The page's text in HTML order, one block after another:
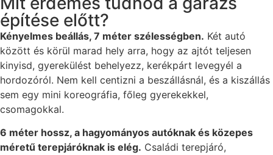
építése előtt?
Kényelmes beállás, 7 méter szélességben. Két autó
között és körül marad hely arra, hogy az ajtót teljesen
kinyisd, gyerekülést behelyezz, kerékpárt levegyél a
hordozóról. Nem kell centizni a beszállásnál, és a kiszállás
sem egy mini koreográfia, főleg gyerekekkel,
csomagokkal.
6 méter hossz, a hagyományos autóknak és közepes
méretű terepjáróknak is elég. Családi terepjáró,